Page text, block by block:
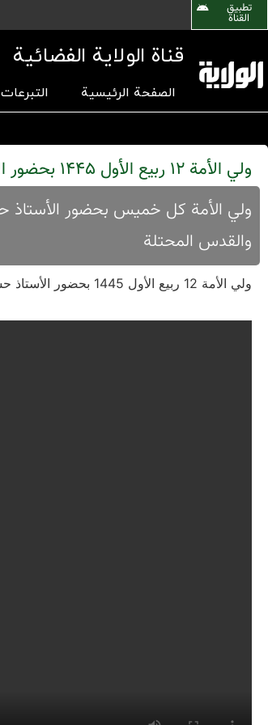
تطبیق
القناة
قناة الولاية الفضائية
الصفحة الرئيسية التبرعات
ولي الأمة 12 ربیع الأول 1445 بحضور الأستاذ حسین أحمد کریمو
والقدس المحتلة
ولي الأمة 12 ربیع الأول 1445 بحضور الأستاذ حسین أحمد کریمو بموضوع خيانة اليهود في معركة الخندق